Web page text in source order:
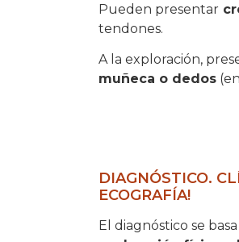
Pueden presentar
tendones.
A la exploración,
muñeca o dedos
DIAGNÓSTICO.
ECOGRAFÍA!
El diagnóstico se